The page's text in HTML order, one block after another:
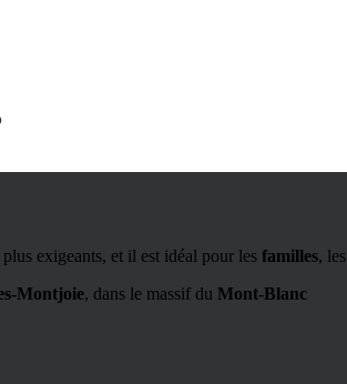
exigeants, et il est idéal pour les familles, les
Montjoie, dans le massif du Mont-Blanc